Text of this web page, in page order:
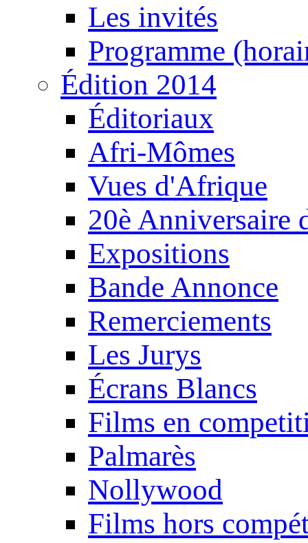
Les invités
Programme
Édition 2014
Éditoriaux
Afri-Mômes
Vues d'Afrique
20è Anniversaire
Expositions
Bande Annonce
Remerciements
Les Jurys
Écrans Blancs
Films en
Palmarès
Nollywood
Films hors